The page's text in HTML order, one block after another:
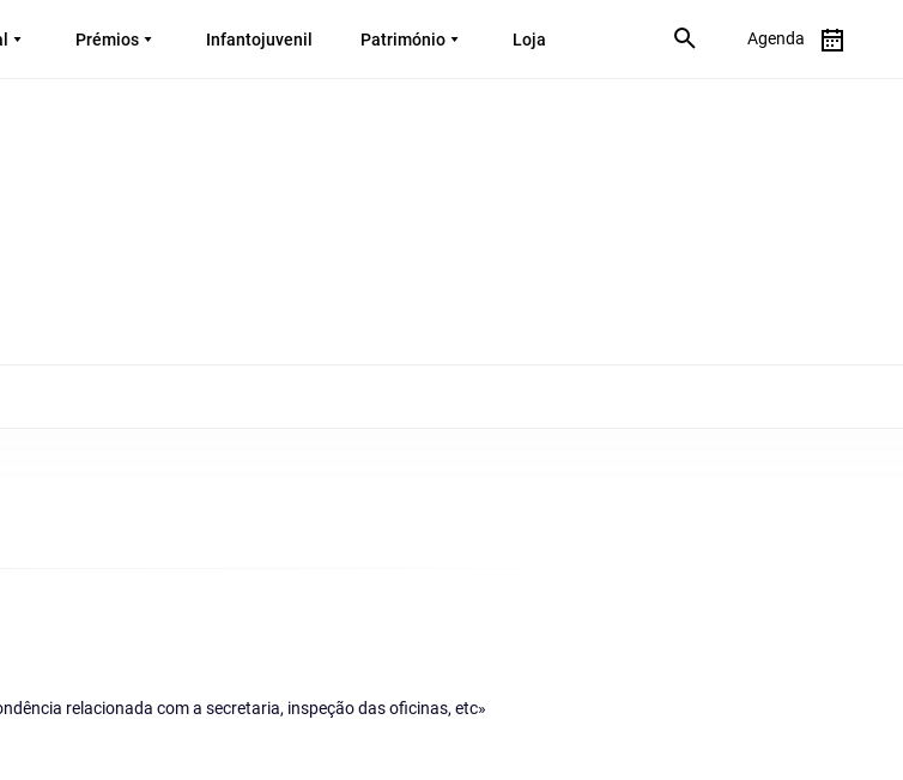
Prémios Infantojuvenil Património Loja Agenda
relacionada com a secretaria, inspeção das oficinas, etc»